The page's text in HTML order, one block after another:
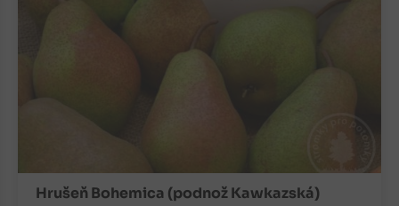
Hrušeň Bohemica (podnož Kawkazská)